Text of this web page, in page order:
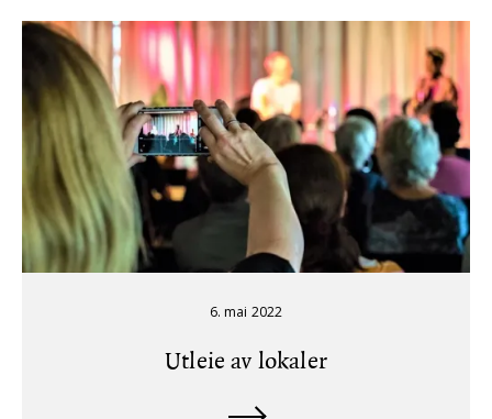
6. mai 2022
Utleie av lokaler